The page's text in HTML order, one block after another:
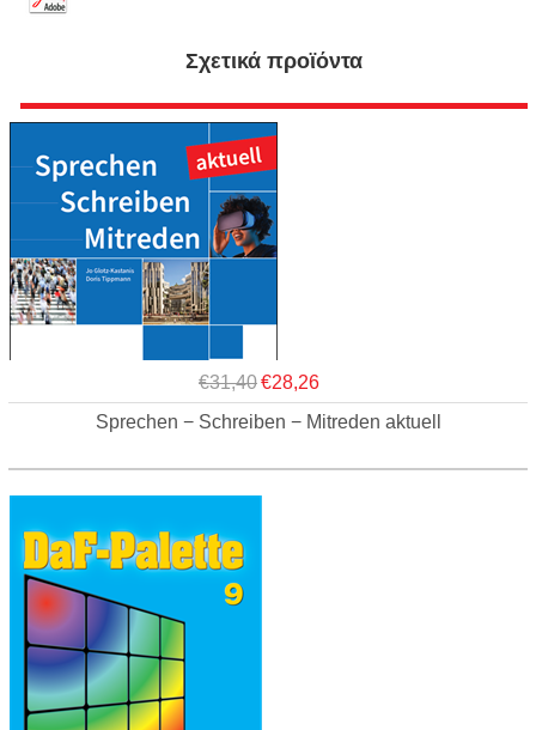
Σχετικά προϊόντα
€31,40€28,26
Sprechen − Schreiben − Mitreden aktuell